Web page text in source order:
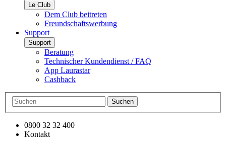
Le Club
Dem Club beitreten
Freundschaftswerbung
Support
Support
Beratung
Technischer Kundendienst / FAQ
App Laurastar
Cashback
Suchen
0800 32 32 400
Kontakt